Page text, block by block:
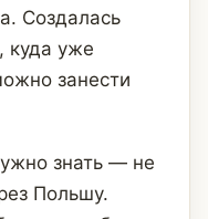
Создалась
куда уже
занести
знать — не
Польшу.